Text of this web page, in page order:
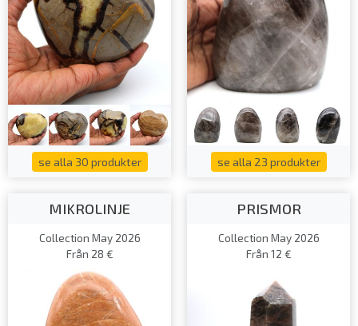
se alla 30 produkter se alla 23 produkter
MIKROLINJE
Collection May 2026
Från 28 €
PRISMOR
Collection May 2026
Från 12 €